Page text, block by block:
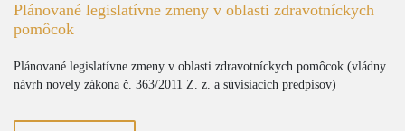
Plánované legislatívne zmeny v oblasti zdravotníckych
pomôcok
Plánované legislatívne zmeny v oblasti zdravotníckych pomôcok (vládny
návrh novely zákona č. 363/2011 Z. z. a súvisiacich predpisov)